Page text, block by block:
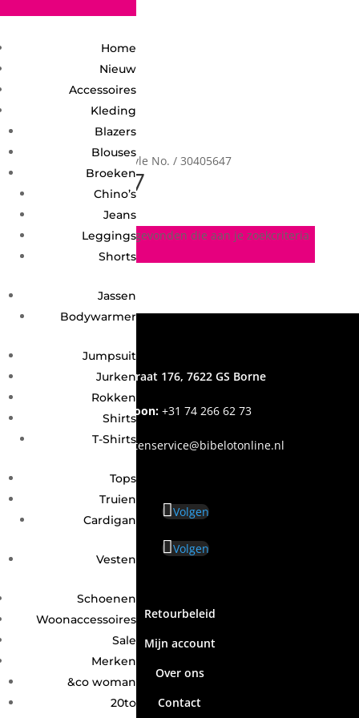
Home
Nieuw
Accessoires
Kleding
Blazers
Blouses
Broeken
Chino’s
Jeans
Leggings
Shorts
Jassen
Bodywarmer
Jumpsuit
Jurken
Rokken
Shirts
T-Shirts
Tops
Truien
Cardigan
Vesten
Schoenen
Woonaccessoires
Sale
Merken
&co woman
20to
/ Product Style No. / 30405647
30405647
Geen producten gevonden die aan je zoekcriteria
Grotestraat 176, 7622 GS Borne
Telefoon: +31 74 266 62 73
Email:klantenservice@bibelotonline.nl
Volgen
Volgen
Retourbeleid
Mijn account
Over ons
Contact